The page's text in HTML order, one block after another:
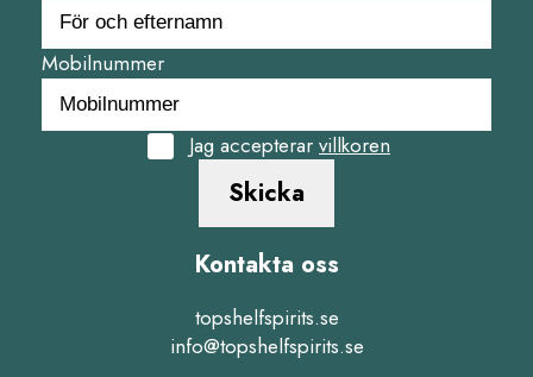
Mobilnummer
Jag accepterar villkoren
Skicka
Kontakta oss
topshelfspirits.se
info@topshelfspirits.se